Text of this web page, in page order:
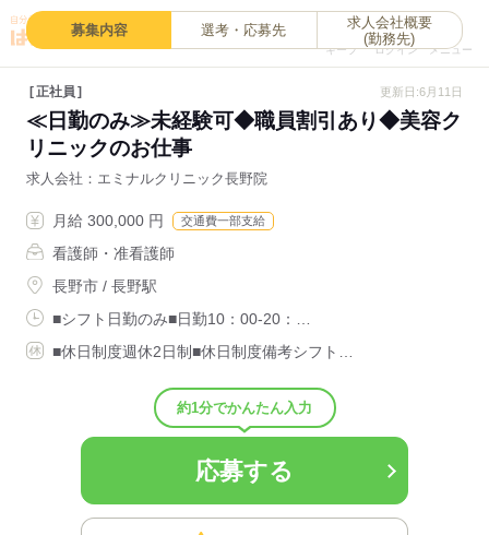
キープ
0
ログイン メニュー
募集内容 選考・応募先
求人会社概要
(勤務先)
正社員 更新日:6月11日
≪日勤のみ≫未経験可◆職員割引あり◆美容ク
リニックのお仕事
求人会社 エミナルクリニック長野院
月給 300,000 円 交通費一部支給
看護師・准看護師
長野市 / 長野駅
■シフト日勤のみ■日勤10：00-20：…
■休日制度週休2日制■休日制度備考シフト…
約1分でかんたん入力
応募する